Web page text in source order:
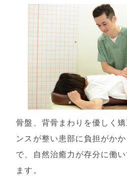
骨盤、背骨まわりを優しく
ンスが整い患部に負担がか
で、自然治癒力が存分に働
ます。